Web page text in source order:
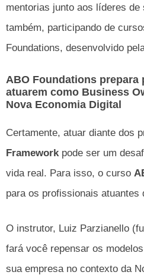
mentorias junto aos líderes de
também, participando de
Foundations, desenvolvido
ABO Foundations
atuarem como Business
Nova Economia Digital
Certamente, atuar diante dos
Framework pode ser um
vida real. Para isso, o curso
para os profissionais atuantes
O instrutor, Luiz Parzianello
fará você repensar os
sua empresa no contexto da